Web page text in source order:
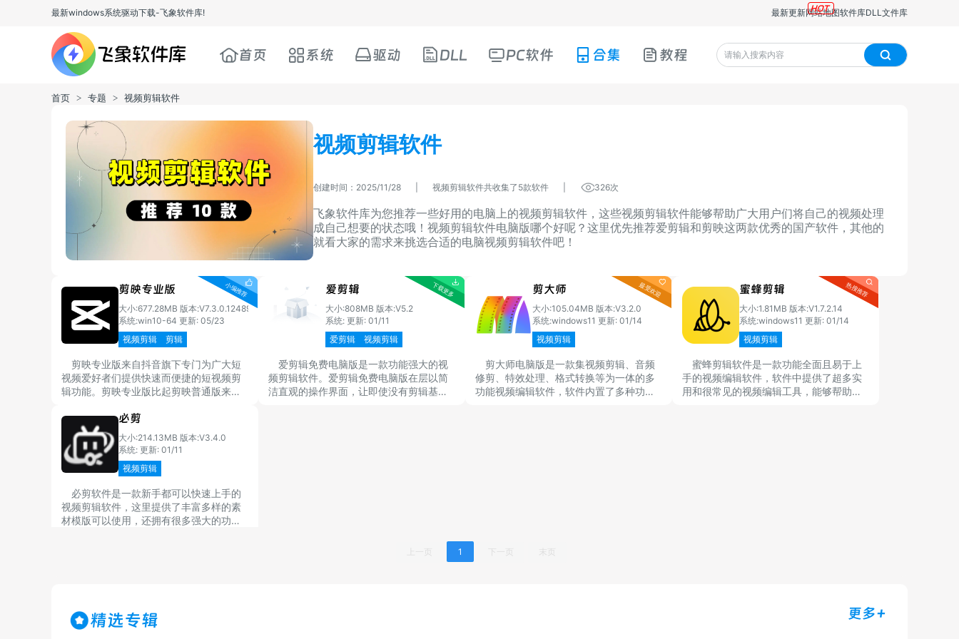
最新windows系统驱动下载-飞象软件库! 最新更新网站地图软件库DLL文件库
首页 系统 驱动 DLL PC软件 合集 教程
首页 > 专题 > 视频剪辑软件
视频剪辑软件
创建时间：2025/11/28 视频剪辑软件共收集了5款软件 326次
飞象软件库为您推荐一些好用的电脑上的视频剪辑软件，这些视频剪辑软件能够帮助广大用户们将自己的视频处理
成自己想要的状态哦！视频剪辑软件电脑版哪个好呢？这里优先推荐爱剪辑和剪映这两款优秀的国产软件，其他的
就看大家的需求来挑选合适的电脑视频剪辑软件吧！
剪映专业版
大小:677.28MB 版本:V7.3.0.12489
系统:win10-64 更新: 05/23
视频剪辑
剪辑
剪映专业版来自抖音旗下专门为广大短
视频爱好者们提供快速而便捷的短视频剪
辑功能。剪映专业版比起剪映普通版来说
专业版很多功能是需要收费的。剪映专业
版无论是字母还是配音亦或者轻松配置相
关视频内容都可以快速地搞定。
爱剪辑
大小:808MB 版本:V5.2
系统: 更新: 01/11
爱剪辑
视频剪辑
爱剪辑免费电脑版是一款功能强大的视
频剪辑软件。爱剪辑免费电脑版在层以简
洁直观的操作界面，让即使没有剪辑基础
剪大师
大小:105.04MB 版本:V3.2.0
系统:windows11 更新: 01/14
视频剪辑
剪大师电脑版是一款集视频剪辑、音频
修剪、特效处理、格式转换等为一体的多
功能视频编辑软件，软件内置了多种功
蜜蜂剪辑
大小:1.81MB 版本:V1.7.2.14
系统:windows11 更新: 01/14
视频剪辑
蜜蜂剪辑软件是一款功能全面且易于上
手的视频编辑软件，软件中提供了超多实
用和很常见的视频编辑工具，能够帮助使
必剪
大小:214.13MB 版本:V3.4.0
系统: 更新: 01/11
视频剪辑
必剪软件是一款新手都可以快速上手的
视频剪辑软件，这里提供了丰富多样的素
材模版可以使用，还拥有很多强大的功
1 下一页
精选专辑 更多+